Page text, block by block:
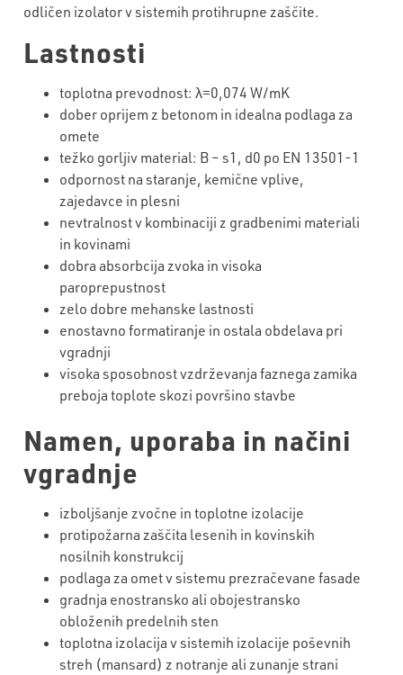
odličen izolator v sistemih protihrupne zaščite.
Lastnosti
toplotna prevodnost: λ=0,074 W/mK
dober oprijem z betonom in idealna podlaga za
omete
težko gorljiv material: B – s1, d0 po EN 13501-1
odpornost na staranje, kemične vplive,
zajedavce in plesni
nevtralnost v kombinaciji z gradbenimi materiali
in kovinami
dobra absorbcija zvoka in visoka
paroprepustnost
zelo dobre mehanske lastnosti
enostavno formatiranje in ostala obdelava pri
vgradnji
visoka sposobnost vzdrževanja faznega zamika
preboja toplote skozi površino stavbe
Namen, uporaba in načini
vgradnje
izboljšanje zvočne in toplotne izolacije
protipožarna zaščita lesenih in kovinskih
nosilnih konstrukcij
podlaga za omet v sistemu prezračevane fasade
gradnja enostransko ali obojestransko
obloženih predelnih sten
toplotna izolacija v sistemih izolacije poševnih
streh (mansard) z notranje ali zunanje strani